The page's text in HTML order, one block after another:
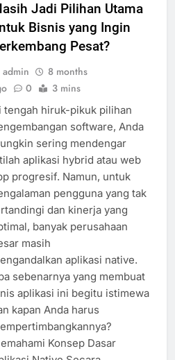
Jadi Pilihan Utama
Bisnis yang Ingin
Pesat?
admin
8 months
0 3 mins
tengah hiruk-pikuk pilihan
software, Anda
sering mendengar
aplikasi hybrid atau web
progresif. Namun, untuk
pengguna yang tak
dan kinerja yang
banyak perusahaan
masih
aplikasi native.
sebenarnya yang membuat
aplikasi ini begitu istimewa
kapan Anda harus
Konsep Dasar